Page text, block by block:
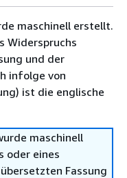
maschinell erstellt.
Widerspruchs
und der
infolge von
ist die englische
maschinell
oder eines
Fassung